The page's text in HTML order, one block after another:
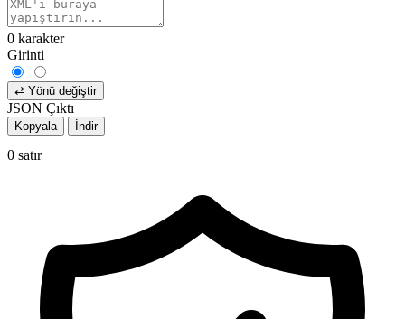
0 karakter
Girinti
⇄ Yönü değiştir
JSON Çıktı
Kopyala İndir
0 satır